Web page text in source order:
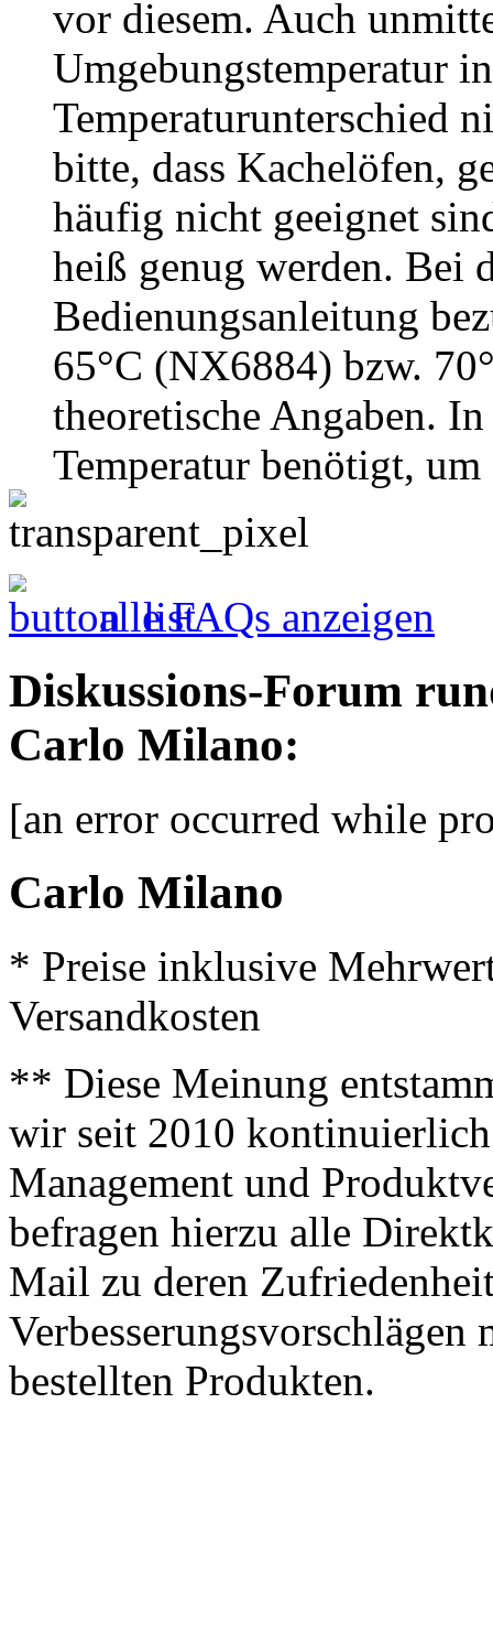
vor diesem. Auch
Umgebungstemperatur
Temperaturunterschied
bitte, dass Kachelöfen,
häufig nicht geeignet
heiß genug werden. Bei
Bedienungsanleitung
65°C (NX6884) bzw.
theoretische Angaben.
Temperatur benötigt,
alle FAQs anzeigen
Diskussions-Forum
Carlo Milano:
[an error occurred while
Carlo Milano
* Preise inklusive
Versandkosten
** Diese Meinung
wir seit 2010
Management und
befragen hierzu alle
Mail zu deren
bestellten Produkten.